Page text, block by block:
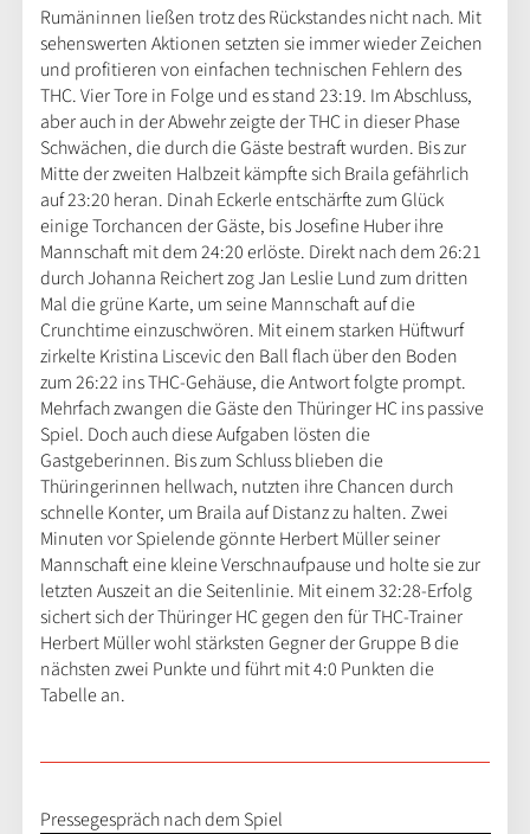
Rumäninnen ließen trotz des Rückstandes nicht nach. Mit
sehenswerten Aktionen setzten sie immer wieder Zeichen
und profitieren von einfachen technischen Fehlern des
THC. Vier Tore in Folge und es stand 23:19. Im Abschluss,
aber auch in der Abwehr zeigte der THC in dieser Phase
Schwächen, die durch die Gäste bestraft wurden. Bis zur
Mitte der zweiten Halbzeit kämpfte sich Braila gefährlich
auf 23:20 heran. Dinah Eckerle entschärfte zum Glück
einige Torchancen der Gäste, bis Josefine Huber ihre
Mannschaft mit dem 24:20 erlöste. Direkt nach dem 26:21
durch Johanna Reichert zog Jan Leslie Lund zum dritten
Mal die grüne Karte, um seine Mannschaft auf die
Crunchtime einzuschwören. Mit einem starken Hüftwurf
zirkelte Kristina Liscevic den Ball flach über den Boden
zum 26:22 ins THC-Gehäuse, die Antwort folgte prompt.
Mehrfach zwangen die Gäste den Thüringer HC ins passive
Spiel. Doch auch diese Aufgaben lösten die
Gastgeberinnen. Bis zum Schluss blieben die
Thüringerinnen hellwach, nutzten ihre Chancen durch
schnelle Konter, um Braila auf Distanz zu halten. Zwei
Minuten vor Spielende gönnte Herbert Müller seiner
Mannschaft eine kleine Verschnaufpause und holte sie zur
letzten Auszeit an die Seitenlinie. Mit einem 32:28-Erfolg
sichert sich der Thüringer HC gegen den für THC-Trainer
Herbert Müller wohl stärksten Gegner der Gruppe B die
nächsten zwei Punkte und führt mit 4:0 Punkten die
Tabelle an.
Pressegespräch nach dem Spiel